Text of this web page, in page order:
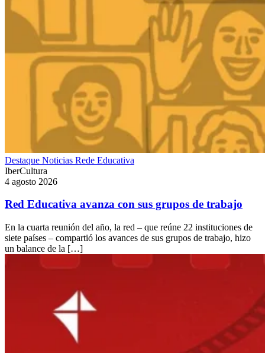
Destaque Noticias Rede Educativa
IberCultura
4 agosto 2026
Red Educativa avanza con sus grupos de trabajo
En la cuarta reunión del año, la red – que reúne 22 instituciones de
siete países – compartió los avances de sus grupos de trabajo, hizo
un balance de la […]